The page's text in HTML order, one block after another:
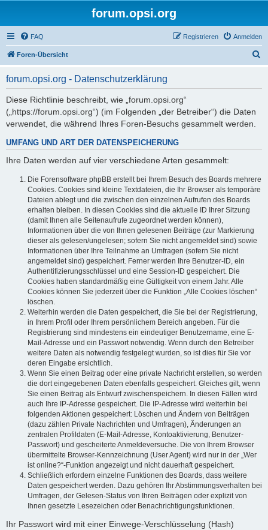
forum.opsi.org
FAQ Anmelden
Registrieren
Foren-Übersicht
forum.opsi.org - Datenschutzerklärung
Diese Richtlinie beschreibt, wie „forum.opsi.org“
(„https://forum.opsi.org“) (im Folgenden „der Betreiber“) die Daten
verwendet, die während Ihres Foren-Besuchs gesammelt werden.
UMFANG UND ART DER DATENSPEICHERUNG
Ihre Daten werden auf vier verschiedene Arten gesammelt:
Die Forensoftware phpBB erstellt bei Ihrem Besuch des Boards mehrere
Cookies. Cookies sind kleine Textdateien, die Ihr Browser als temporäre
Dateien ablegt und die zwischen den einzelnen Aufrufen des Boards
erhalten bleiben. In diesen Cookies sind die aktuelle ID Ihrer Sitzung
(damit Ihnen alle Seitenaufrufe zugeordnet werden können),
Informationen über die von Ihnen gelesenen Beiträge (zur Markierung
dieser als gelesen/ungelesen; sofern Sie nicht angemeldet sind) sowie
Informationen über Ihre Teilnahme an Umfragen (sofern Sie nicht
angemeldet sind) gespeichert. Ferner werden Ihre Benutzer-ID, ein
Authentifizierungsschlüssel und eine Session-ID gespeichert. Die
Cookies haben standardmäßig eine Gültigkeit von einem Jahr. Alle
Cookies können Sie jederzeit über die Funktion „Alle Cookies löschen“
löschen.
Weiterhin werden die Daten gespeichert, die Sie bei der Registrierung,
in Ihrem Profil oder Ihrem persönlichem Bereich angeben. Für die
Registrierung sind mindestens ein eindeutiger Benutzername, eine E-
Mail-Adresse und ein Passwort notwendig. Wenn durch den Betreiber
weitere Daten als notwendig festgelegt wurden, so ist dies für Sie vor
deren Eingabe ersichtlich.
Wenn Sie einen Beitrag oder eine private Nachricht erstellen, so werden
die dort eingegebenen Daten ebenfalls gespeichert. Gleiches gilt, wenn
Sie einen Beitrag als Entwurf zwischenspeichern. In diesen Fällen wird
auch Ihre IP-Adresse gespeichert. Die IP-Adresse wird weiterhin bei
folgenden Aktionen gespeichert: Löschen und Ändern von Beiträgen
(dazu zählen Private Nachrichten und Umfragen), Änderungen an
zentralen Profildaten (E-Mail-Adresse, Kontoaktivierung, Benutzer-
Passwort) und gescheiterte Anmeldeversuche. Die von Ihrem Browser
übermittelte Browser-Kennzeichnung (User Agent) wird nur in der „Wer
ist online?“-Funktion angezeigt und nicht dauerhaft gespeichert.
Schließlich erfordern einzelne Funktionen des Boards, dass weitere
Daten gespeichert werden. Dazu gehören Ihr Abstimmungsverhalten bei
Umfragen, der Gelesen-Status von Ihren Beiträgen oder explizit von
Ihnen gesetzte Lesezeichen oder Benachrichtigungsfunktionen.
Ihr Passwort wird mit einer Einwege-Verschlüsselung (Hash)